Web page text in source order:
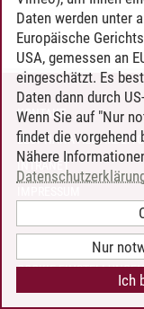
KONTAKT
LEUPHANA ALS
INTRANET
BARRIEREFREIHEIT
COOKIE-EINSTELLUNGEN
Daten werden unter
Europäische
USA, gemessen an
eingeschätzt. Es
Daten dann durch
Wenn Sie auf "Nur
findet die
Nähere
Nur
Ich